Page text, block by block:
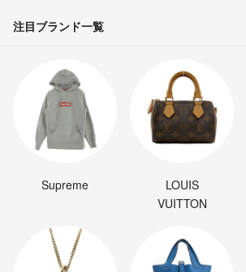
注目ブランド一覧
Supreme
LOUIS
VUITTON